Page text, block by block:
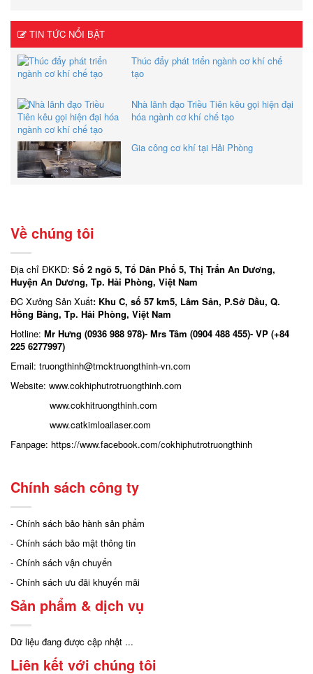
TIN TỨC NỔI BẬT
Thúc đẩy phát triển ngành cơ khí chế
tạo
Nhà lãnh đạo Triều Tiên kêu gọi hiện đại
hóa ngành cơ khí chế tạo
Gia công cơ khí tại Hải Phòng
Về chúng tôi
Địa chỉ ĐKKD: Số 2 ngõ 5, Tổ Dân Phố 5, Thị Trấn An Dương,
Huyện An Dương, Tp. Hải Phòng, Việt Nam
ĐC Xưởng Sản Xuất: Khu C, số 57 km5, Lâm Sản, P.Sở Dầu, Q.
Hồng Bàng, Tp. Hải Phòng, Việt Nam
Hotline: Mr Hưng (0936 988 978)- Mrs Tâm (0904 488 455)- VP (+84
225 6277997)
Email: truongthinh@tmcktruongthinh-vn.com
Website: www.cokhiphutrotruongthinh.com
www.cokhitruongthinh.com
www.catkimloailaser.com
Fanpage: https://www.facebook.com/cokhiphutrotruongthinh
Chính sách công ty
- Chính sách bảo hành sản phẩm
- Chính sách bảo mật thông tin
- Chính sách vận chuyển
- Chính sách ưu đãi khuyến mãi
Sản phẩm & dịch vụ
Dữ liệu đang được cập nhật ...
Liên kết với chúng tôi